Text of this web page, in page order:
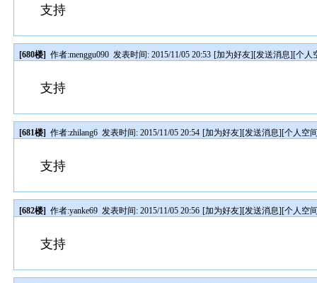
支持
[680楼] 作者:menggu090 发表时间: 2015/11/05 20:53 [加为好友][发送消息][个人
支持
[681楼] 作者:zhilang6 发表时间: 2015/11/05 20:54 [加为好友][发送消息][个人空
支持
[682楼] 作者:yanke69 发表时间: 2015/11/05 20:56 [加为好友][发送消息][个人空
支持